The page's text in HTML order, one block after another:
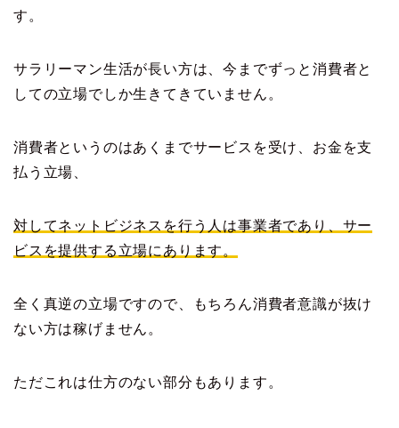
す。
サラリーマン生活が長い方は、今までずっと消費者と
しての立場でしか生きてきていません。
消費者というのはあくまでサービスを受け、お金を支
払う立場、
対してネットビジネスを行う人は事業者であり、サー
ビスを提供する立場にあります。
全く真逆の立場ですので、もちろん消費者意識が抜け
ない方は稼げません。
ただこれは仕方のない部分もあります。